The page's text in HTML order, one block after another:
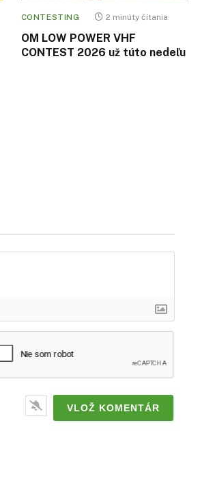
CONTESTING 2 minúty čítania
OM LOW POWER VHF
CONTEST 2026 už túto nedeľu